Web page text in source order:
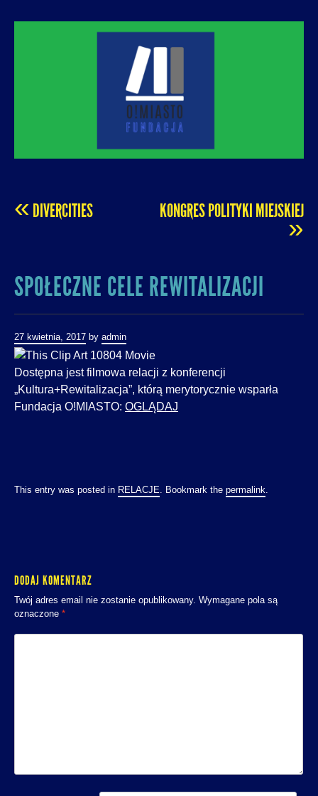
URBANIZACJI – PROMUJEMY I WSPIERAMY
ROZWÓJ MIAST I MIEJSKICH WSPÓLNOT.
O! MIASTO
POST
« DIVERCITIES KONGRES POLITYKI MIEJSKIEJ
»
SPOŁECZNE CELE REWITALIZACJI
27 kwietnia, 2017 by admin
Dostępna jest filmowa relacji z konferencji
„Kultura+Rewitalizacja”, którą merytorycznie wsparła
Fundacja O!MIASTO: OGLĄDAJ
This entry was posted in RELACJE . Bookmark the permalink
DODAJ KOMENTARZ
Twój adres email nie zostanie opublikowany. Wymagane pola są
oznaczone *